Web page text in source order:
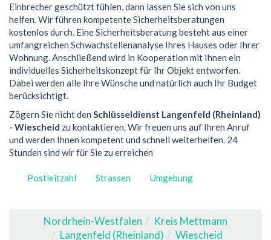
Einbrecher geschützt fühlen, dann lassen Sie sich von uns
helfen. Wir führen kompetente Sicherheitsberatungen
kostenlos durch. Eine Sicherheitsberatung besteht aus einer
umfangreichen Schwachstellenanalyse Ihres Hauses oder Ihrer
Wohnung. Anschließend wird in Kooperation mit Ihnen ein
individuelles Sicherheitskonzept für Ihr Objekt entworfen.
Dabei werden alle Ihre Wünsche und natürlich auch Ihr Budget
berücksichtigt.
Zögern Sie nicht den Schlüsseldienst Langenfeld (Rheinland)
- Wiescheid zu kontaktieren. Wir freuen uns auf Ihren Anruf
und werden Ihnen kompetent und schnell weiterhelfen. 24
Stunden sind wir für Sie zu erreichen
Postleitzahl Strassen Umgebung
Nordrhein-Westfalen
Kreis Mettmann
Langenfeld (Rheinland)
Wiescheid